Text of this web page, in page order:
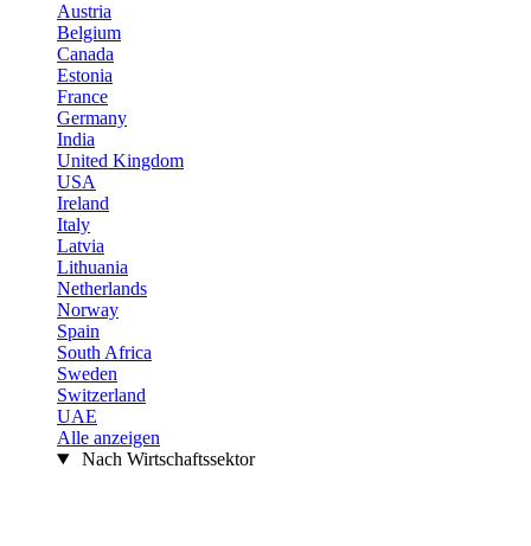
Austria
Belgium
Canada
Estonia
France
Germany
India
United Kingdom
USA
Ireland
Italy
Latvia
Lithuania
Netherlands
Norway
Spain
South Africa
Sweden
Switzerland
UAE
Alle anzeigen
Nach Wirtschaftssektor